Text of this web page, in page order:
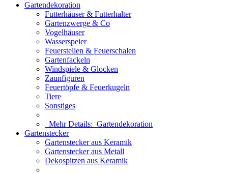
Gartendekoration
Futterhäuser & Futterhalter
Gartenzwerge & Co
Vogelhäuser
Wasserspeier
Feuerstellen & Feuerschalen
Gartenfackeln
Windspiele & Glocken
Zaunfiguren
Feuertöpfe & Feuerkugeln
Tiere
Sonstiges
Mehr Details: Gartendekoration
Gartenstecker
Gartenstecker aus Keramik
Gartenstecker aus Metall
Dekospitzen aus Keramik